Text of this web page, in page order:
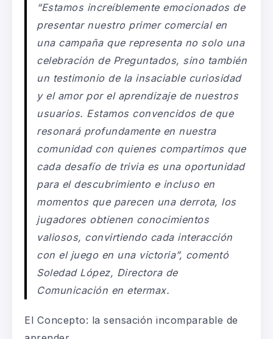
“Estamos increíblemente emocionados de
presentar nuestro primer comercial en
una campaña que representa no solo una
celebración de Preguntados, sino también
un testimonio de la insaciable curiosidad
y el amor por el aprendizaje de nuestros
usuarios. Estamos convencidos de que
resonará profundamente en nuestra
comunidad con quienes compartimos que
cada desafío de trivia es una oportunidad
para el descubrimiento e incluso en
momentos que parecen una derrota, los
jugadores obtienen conocimientos
valiosos, convirtiendo cada interacción
con el juego en una victoria”, comentó
Soledad López, Directora de
Comunicación en etermax.
El Concepto: la sensación incomparable de